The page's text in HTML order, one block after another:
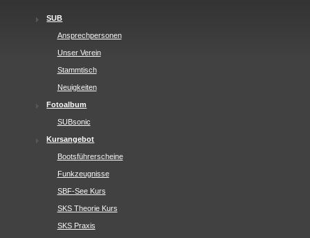
SUB
Ansprechpersonen
Unser Verein
Stammtisch
Neuigkeiten
Fotoalbum
SUBsonic
Kursangebot
Bootsführerscheine
Funkzeugnisse
SBF-See Kurs
SKS Theorie Kurs
SKS Praxis